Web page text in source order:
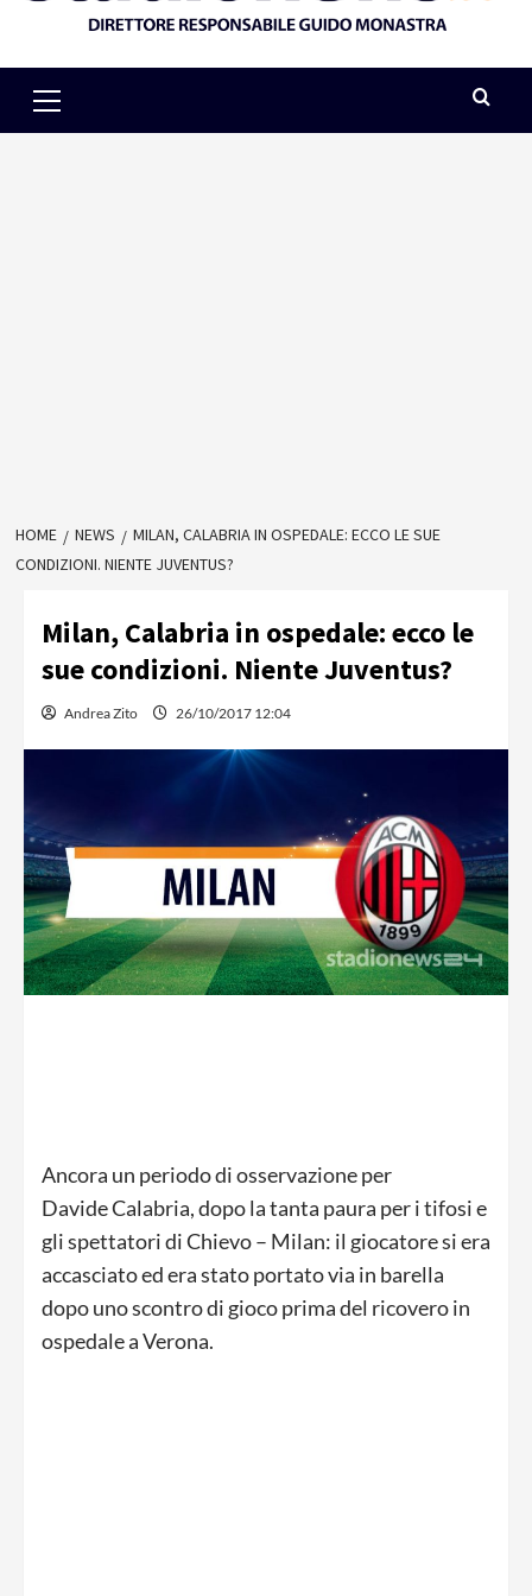
Menu
HOME NEWS
MILAN, CALABRIA IN OSPEDALE: ECCO LE SUE
CONDIZIONI. NIENTE JUVENTUS?
Milan, Calabria in ospedale: ecco le
sue condizioni. Niente Juventus?
Andrea Zito 26/10/2017 12:04
Ancora un periodo di osservazione per
Davide Calabria, dopo la tanta paura per i tifosi e
gli spettatori di Chievo – Milan: il giocatore si era
accasciato ed era stato portato via in barella
dopo uno scontro di gioco prima del ricovero in
ospedale a Verona.